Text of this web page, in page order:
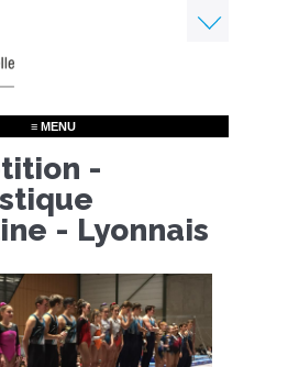
≡ MENU
-
- Lyonnais